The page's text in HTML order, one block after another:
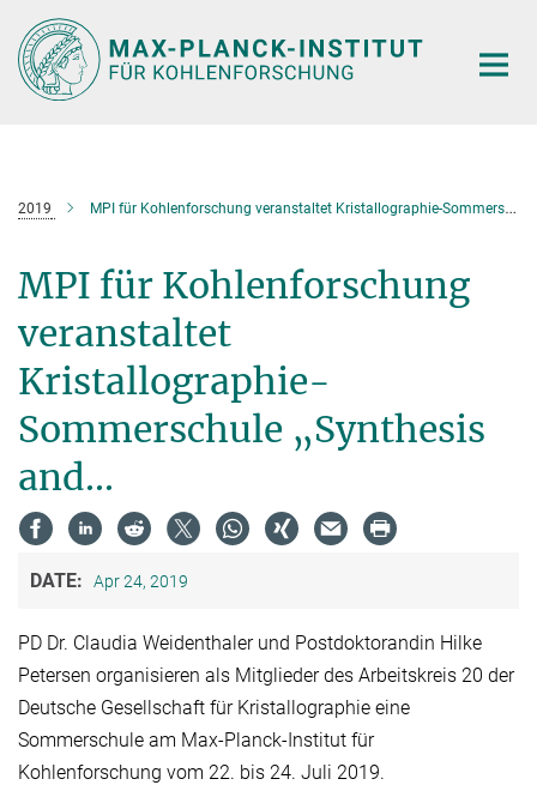
Main-
Content
2019 MPI für Kohlenforschung veranstaltet Kristallographie-Sommerschule „Synthesis and...
MPI für Kohlenforschung
veranstaltet
Kristallographie-
Sommerschule „Synthesis
and...
DATE: Apr 24, 2019
PD Dr. Claudia Weidenthaler und Postdoktorandin Hilke
Petersen organisieren als Mitglieder des Arbeitskreis 20 der
Deutsche Gesellschaft für Kristallographie eine
Sommerschule am Max-Planck-Institut für
Kohlenforschung vom 22. bis 24. Juli 2019.